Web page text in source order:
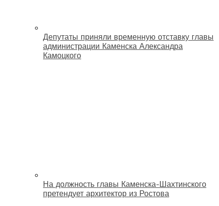
Депутаты приняли временную отставку главы
администрации Каменска Александра
Камоцкого
На должность главы Каменска-Шахтинского
претендует архитектор из Ростова